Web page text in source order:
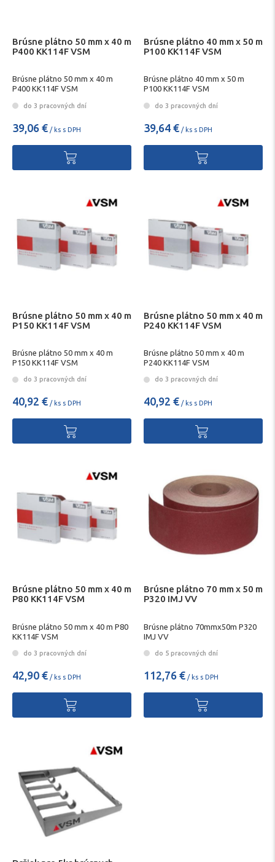
Brúsne plátno 50 mm x 40 m
P400 KK114F VSM
Brúsne plátno 50 mm x 40 m
P400 KK114F VSM
do 3 pracovných dní
39,06 € / ks s DPH
Brúsne plátno 40 mm x 50 m
P100 KK114F VSM
Brúsne plátno 40 mm x 50 m
P100 KK114F VSM
do 3 pracovných dní
39,64 € / ks s DPH
Brúsne plátno 50 mm x 40 m
P150 KK114F VSM
Brúsne plátno 50 mm x 40 m
P150 KK114F VSM
do 3 pracovných dní
40,92 € / ks s DPH
Brúsne plátno 50 mm x 40 m
P240 KK114F VSM
Brúsne plátno 50 mm x 40 m
P240 KK114F VSM
do 3 pracovných dní
40,92 € / ks s DPH
Brúsne plátno 50 mm x 40 m
P80 KK114F VSM
Brúsne plátno 50 mm x 40 m P80
KK114F VSM
do 3 pracovných dní
42,90 € / ks s DPH
Brúsne plátno 70 mm x 50 m
P320 IMJ VV
Brúsne plátno 70mmx50m P320
IMJ VV
do 5 pracovných dní
112,76 € / ks s DPH